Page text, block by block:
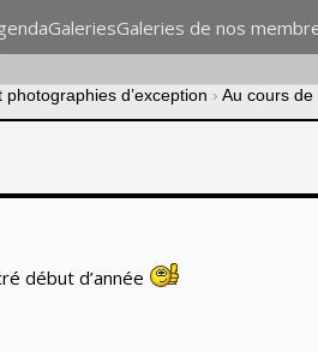
GaleriesGaleries de nos
photographies d’exception › Au cours de
début d’année